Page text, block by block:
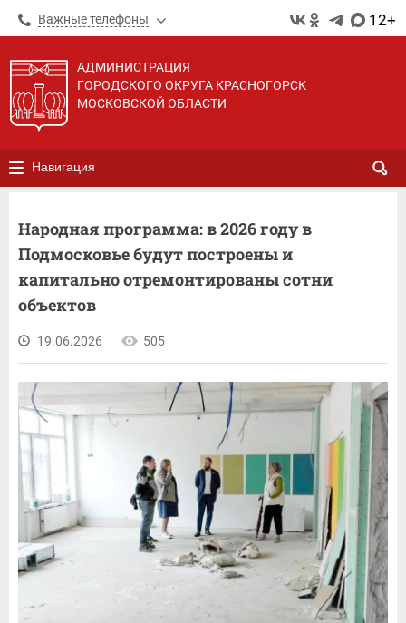
Важные телефоны 12+
АДМИНИСТРАЦИЯ
ГОРОДСКОГО ОКРУГА КРАСНОГОРСК
МОСКОВСКОЙ ОБЛАСТИ
Навигация
Народная программа: в 2026 году в
Подмосковье будут построены и
капитально отремонтированы сотни
объектов
19.06.2026 505